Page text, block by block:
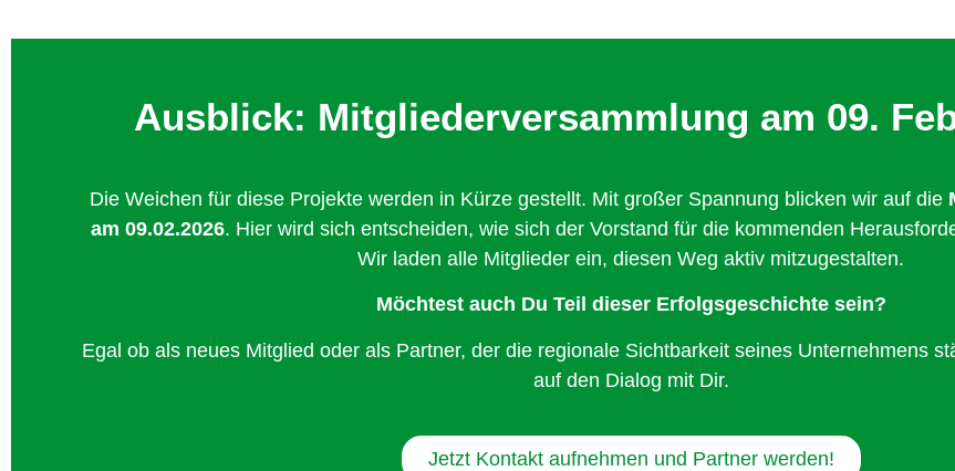
Ausblick: Mitgliederversammlung am 09.
Die Weichen für diese Projekte werden in Kürze gestellt. Mit großer Spannung blicken wir auf die
am 09.02.2026. Hier wird sich entscheiden, wie sich der Vorstand für die kommenden
Wir laden alle Mitglieder ein, diesen Weg aktiv mitzugestalten.
Möchtest auch Du Teil dieser Erfolgsgeschichte sein?
Egal ob als neues Mitglied oder als Partner, der die regionale Sichtbarkeit seines Unternehmens
auf den Dialog mit Dir.
Jetzt Kontakt aufnehmen und Partner werden!